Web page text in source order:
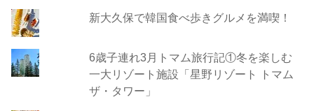
新大久保で韓国食べ歩きグルメを満喫！
6歳子連れ3月トマム旅行記①冬を楽しむ
一大リゾート施設「星野リゾート トマム
ザ・タワー」